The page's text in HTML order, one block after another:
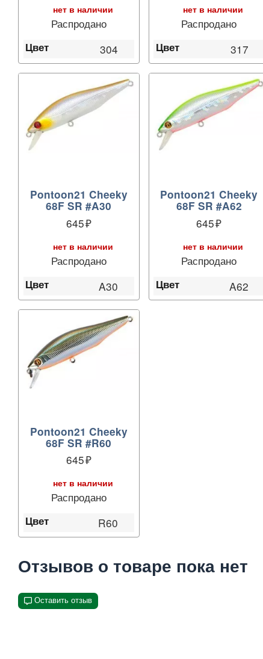
нет в наличии
Распродано
Цвет 304
нет в наличии
Распродано
Цвет 317
Pontoon21 Cheeky
68F SR #A30
645
нет в наличии
Распродано
Цвет A30
Pontoon21 Cheeky
68F SR #A62
645
нет в наличии
Распродано
Цвет A62
Pontoon21 Cheeky
68F SR #R60
645
нет в наличии
Распродано
Цвет R60
Отзывов о товаре пока нет
Оставить отзыв